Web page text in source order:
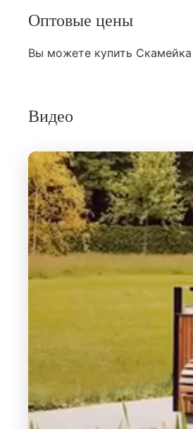
Оптовые цены
Вы можете купить Скамейка
Видео